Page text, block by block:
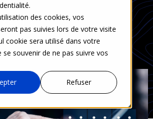
des cookies, vos
pas suivies lors de votre visite
cookie sera utilisé dans votre
se souvenir de ne pas suivre vos
Refuser
Kowu
24 sept. 2024